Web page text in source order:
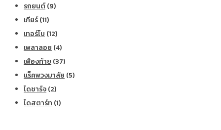
รถยนต์(9)
เกียร์(11)
เทอร์โบ (12)
เพลาลอย (4)
เฟืองท้าย (37)
แร็คพวงมาลัย (5)
ไดชาร์จ(2)
ไดสตาร์ท (1)